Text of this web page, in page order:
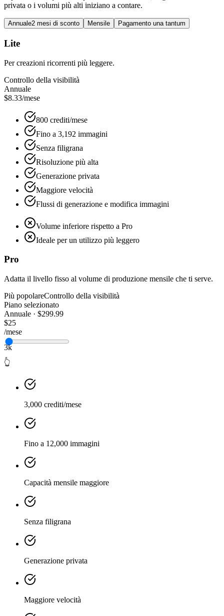
privata o i volumi più alti iniziano a contare.
Annuale2 mesi di sconto Mensile Pagamento una tantum
Lite
Per creazioni ricorrenti più leggere.
Controllo della visibilità
Annuale
$8.33/mese
800 crediti/mese
Fino a 3,192 immagini
Senza filigrana
Risoluzione più alta
Generazione privata
Maggiore velocità
Flussi di generazione e modifica immagini
Volume inferiore rispetto a Pro
Ideale per un utilizzo più leggero
Pro
Adatta il livello fisso al volume di produzione mensile che ti serve.
Più popolareControllo della visibilità
Piano selezionato
Annuale · $299.99
$25
/mese
3k
👆
3,000 crediti/mese
Fino a 12,000 immagini
Capacità mensile maggiore
Senza filigrana
Generazione privata
Maggiore velocità